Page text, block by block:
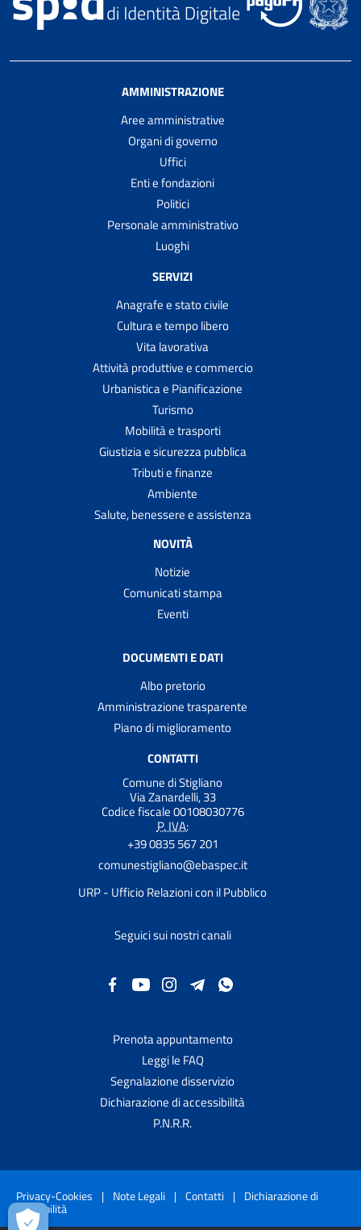
AMMINISTRAZIONE
Aree amministrative
Organi di governo
Uffici
Enti e fondazioni
Politici
Personale amministrativo
Luoghi
SERVIZI
Anagrafe e stato civile
Cultura e tempo libero
Vita lavorativa
Attività produttive e commercio
Urbanistica e Pianificazione
Turismo
Mobilità e trasporti
Giustizia e sicurezza pubblica
Tributi e finanze
Ambiente
Salute, benessere e assistenza
NOVITÀ
Notizie
Comunicati stampa
Eventi
DOCUMENTI E DATI
Albo pretorio
Amministrazione trasparente
Piano di miglioramento
CONTATTI
Comune di Stigliano
Via Zanardelli, 33
Codice fiscale 00108030776
P. IVA:
+39 0835 567 201
comunestigliano@ebaspec.it
URP - Ufficio Relazioni con il Pubblico
Seguici sui nostri canali
Prenota appuntamento
Leggi le FAQ
Segnalazione disservizio
Dichiarazione di accessibilità
P.N.R.R.
Privacy-Cookies | Note Legali | Contatti | Dichiarazione di
accessibilità